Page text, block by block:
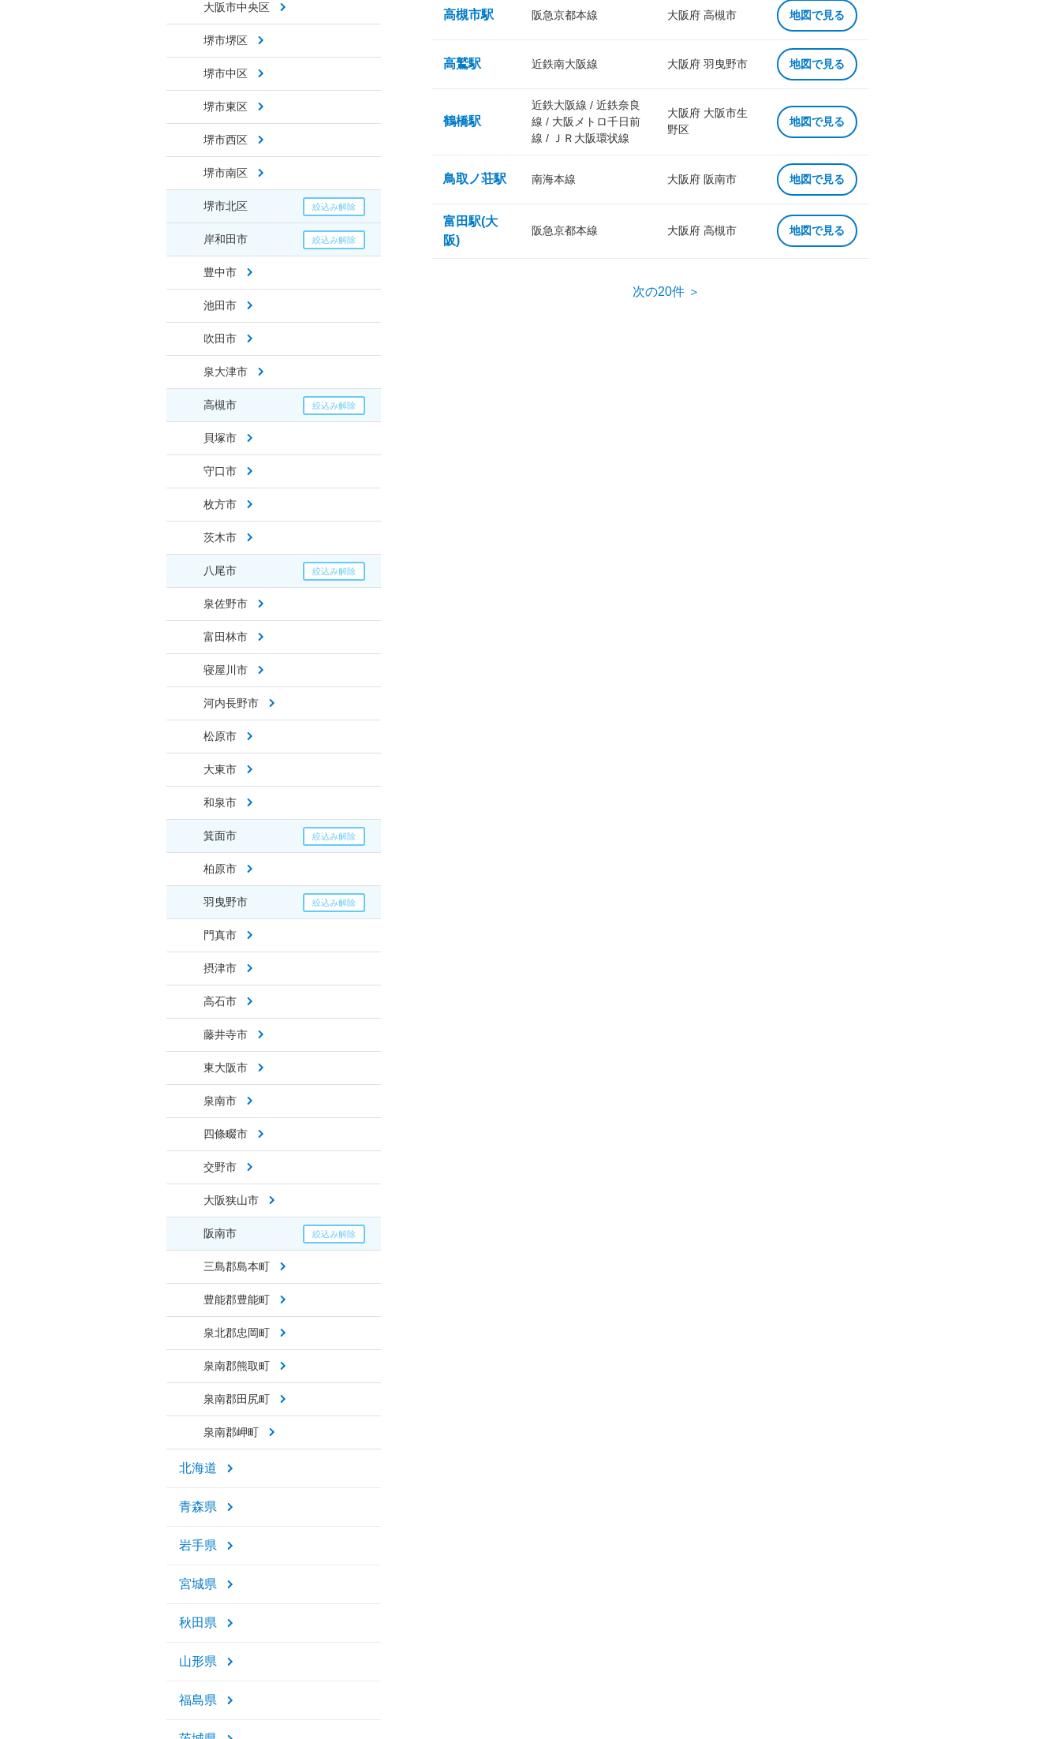
大阪市中央区
堺市堺区
堺市中区
堺市東区
堺市西区
堺市南区
堺市北区
岸和田市
豊中市
池田市
吹田市
泉大津市
高槻市
貝塚市
守口市
枚方市
茨木市
八尾市
泉佐野市
富田林市
寝屋川市
河内長野市
松原市
大東市
和泉市
箕面市
柏原市
羽曳野市
門真市
摂津市
高石市
藤井寺市
東大阪市
泉南市
四條畷市
交野市
大阪狭山市
阪南市
三島郡島本町
豊能郡豊能町
泉北郡忠岡町
泉南郡熊取町
泉南郡田尻町
泉南郡岬町
北海道
青森県
岩手県
宮城県
秋田県
山形県
福島県
高槻市駅 阪急京都本線 大阪府 高槻市 地図で見る
高鷲駅 近鉄南大阪線 大阪府 羽曳野市 地図で見る
鶴橋駅
近鉄大阪線 / 近鉄奈良
線 / 大阪メトロ千日前
線 / ＪＲ大阪環状線
大阪府 大阪市生
野区
地図で見る
鳥取ノ荘駅 南海本線 大阪府 阪南市 地図で見る
富田駅(大
阪)
阪急京都本線 大阪府 高槻市 地図で見る
次の20件 ＞